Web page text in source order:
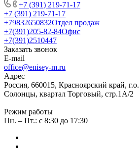
+7 (391) 219-71-17
+7 (391) 219-71-17
+79832650832Отдел продаж
+7(391)205-82-84Офис
+7(391)2510447
Заказать звонок
E-mail
office@enisey-m.ru
Адрес
Россия, 660015, Красноярский край,
Солонцы, квартал Торговый, стр.1А/2
Режим работы
Пн. – Пт.: c 8:30 до 17:30